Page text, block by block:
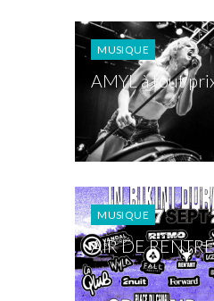
MUSIQUE
AMYL à tout
MUSIQUE
AIR DE